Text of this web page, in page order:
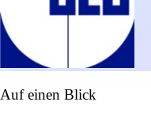
Auf einen Blick